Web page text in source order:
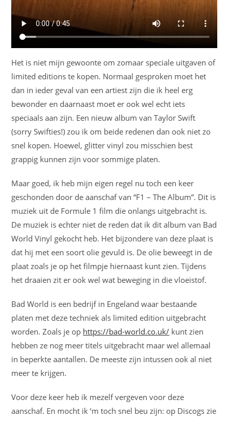
Het is niet mijn gewoonte om zomaar speciale uitgaven of
limited editions te kopen. Normaal gesproken moet het
dan in ieder geval van een artiest zijn die ik heel erg
bewonder en daarnaast moet er ook wel echt iets
speciaals aan zijn. Een nieuw album van Taylor Swift
(sorry Swifties!) zou ik om beide redenen dan ook niet zo
snel kopen. Hoewel, glitter vinyl zou misschien best
grappig kunnen zijn voor sommige platen.
Maar goed, ik heb mijn eigen regel nu toch een keer
geschonden door de aanschaf van “F1 – The Album”. Dit is
muziek uit de Formule 1 film die onlangs uitgebracht is.
De muziek is echter niet de reden dat ik dit album van Bad
World Vinyl gekocht heb. Het bijzondere van deze plaat is
dat hij met een soort olie gevuld is. De olie beweegt in de
plaat zoals je op het filmpje hiernaast kunt zien. Tijdens
het draaien zit er ook wel wat beweging in die vloeistof.
Bad World is een bedrijf in Engeland waar bestaande
platen met deze techniek als limited edition uitgebracht
worden. Zoals je op https://bad-world.co.uk/ kunt zien
hebben ze nog meer titels uitgebracht maar wel allemaal
in beperkte aantallen. De meeste zijn intussen ook al niet
meer te krijgen.
Voor deze keer heb ik mezelf vergeven voor deze
aanschaf. En mocht ik ‘m toch snel beu zijn: op Discogs zie